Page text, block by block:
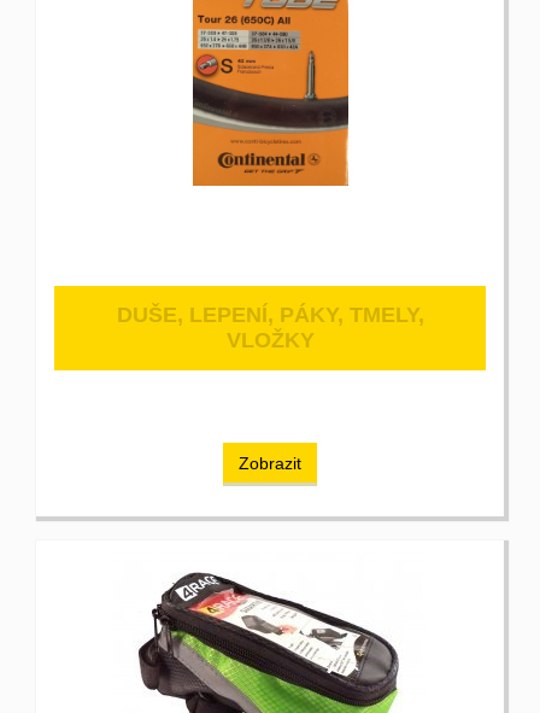
DUŠE, LEPENÍ, PÁKY, TMELY,
VLOŽKY
Zobrazit